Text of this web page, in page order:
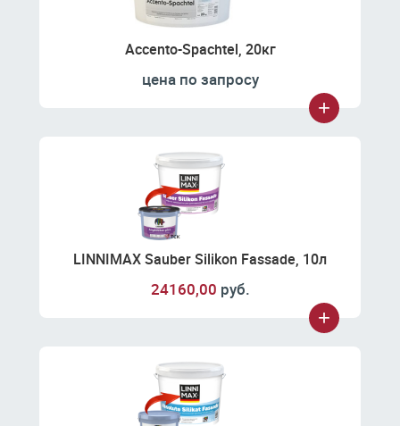
Accento-Spachtel, 20кг
цена по запросу
LINNIMAX Sauber Silikon Fassade, 10л
24160,00 руб.